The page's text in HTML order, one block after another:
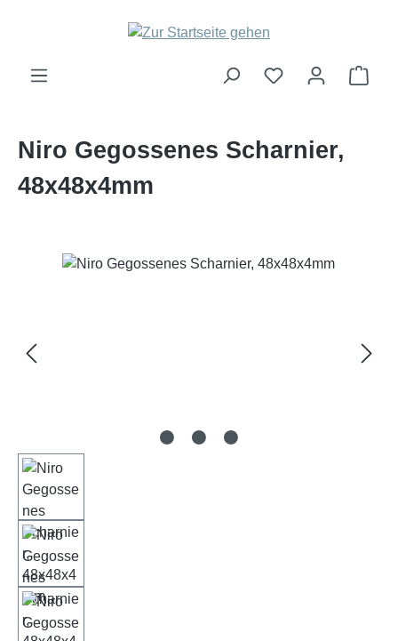
Zum Hauptinhalt springen
Niro Gegossenes Scharnier,
48x48x4mm
Bildergalerie überspringen